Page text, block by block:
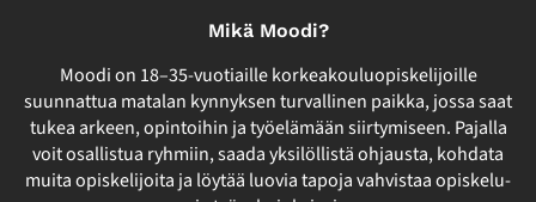
Mikä Moodi?
Moodi on 18–35-vuotiaille korkeakouluopiskelijoille
suunnattua matalan kynnyksen turvallinen paikka, jossa saat
tukea arkeen, opintoihin ja työelämään siirtymiseen. Pajalla
voit osallistua ryhmiin, saada yksilöllistä ohjausta, kohdata
muita opiskelijoita ja löytää luovia tapoja vahvistaa opiskelu-